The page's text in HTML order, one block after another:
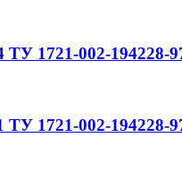
ТУ 1721-002-194228-
ТУ 1721-002-194228-